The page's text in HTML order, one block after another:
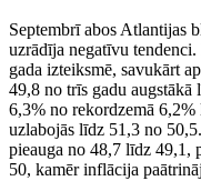
Septembrī abos Atlantijas
uzrādīja negatīvu
gada izteiksmē, savukārt
49,8 no trīs gadu augstākā
6,3% no rekordzemā
uzlabojās līdz 51,3 no
pieauga no 48,7 līdz 49,1,
50, kamēr inflācija